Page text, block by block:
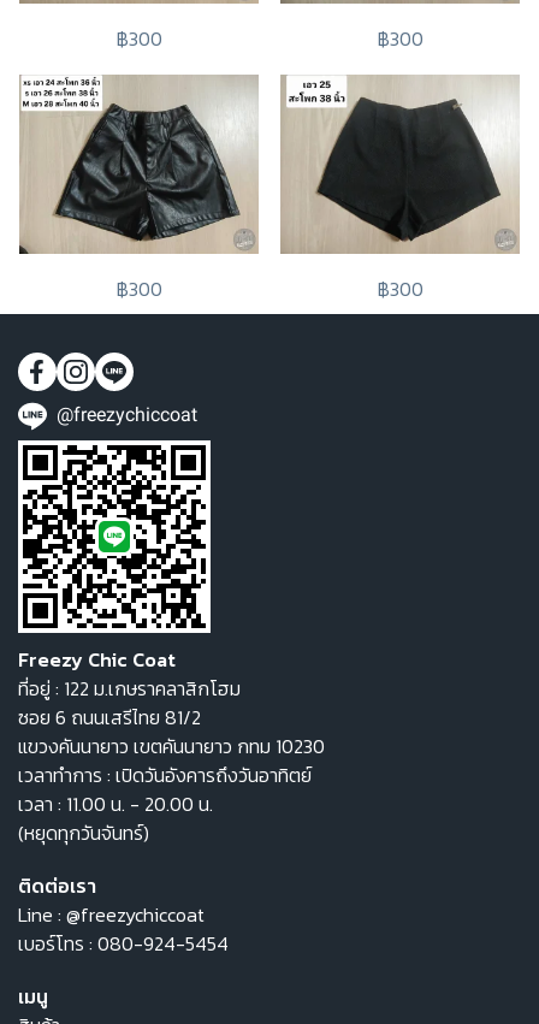
฿300 ฿300
฿300 ฿300
@freezychiccoat
Freezy Chic Coat
ที่อยู่ : 122 ม.เกษราคลาสิกโฮม
ซอย 6 ถนนเสรีไทย 81/2
แขวงคันนายาว เขตคันนายาว กทม 10230
เวลาทำการ : เปิดวันอังคารถึงวันอาทิตย์
เวลา : 11.00 น. - 20.00 น.
(หยุดทุกวันจันทร์)
ติดต่อเรา
Line : @freezychiccoat
เบอร์โทร : 080-924-5454
เมนู